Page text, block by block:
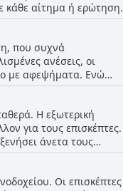
κάθε αίτημα ή ερώτηση.
όπως η προσφορά
να δημιουργούν μια
που συχνά
ανέσεις, οι
με αφεψήματα. Ενώ
επιλογές
χαλαρωτικό
8 μ.μ. για κάποιους,
του ξενοδοχείου.
Η εξωτερική
για τους επισκέπτες.
άνετα τους
να την αναφέρουν ως
κήπος προσθέτει στη
Οι επισκέπτες